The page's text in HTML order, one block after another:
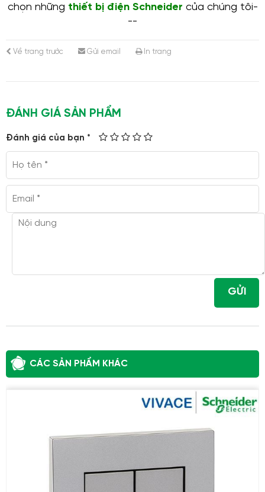
chọn những thiết bị điện Schneider của chúng tôi-
--
Về trang trước Gửi email In trang
ĐÁNH GIÁ SẢN PHẨM
Đánh giá của bạn *
GỬI
CÁC SẢN PHẨM KHÁC